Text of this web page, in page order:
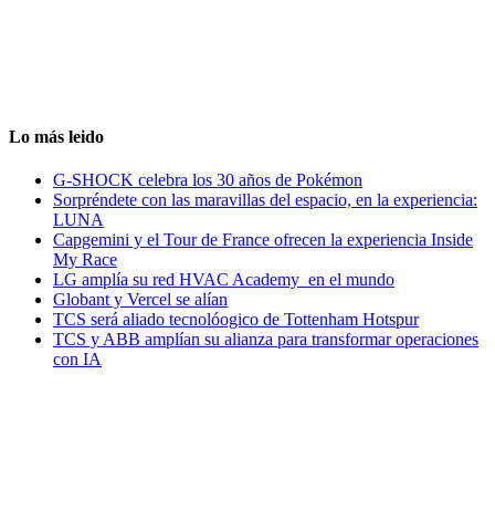
Lo más leido
G-SHOCK celebra los 30 años de Pokémon
Sorpréndete con las maravillas del espacio, en la experiencia:
LUNA
Capgemini y el Tour de France ofrecen la experiencia Inside
My Race
LG amplía su red HVAC Academy en el mundo
Globant y Vercel se alían
TCS será aliado tecnolóogico de Tottenham Hotspur
TCS y ABB amplían su alianza para transformar operaciones
con IA